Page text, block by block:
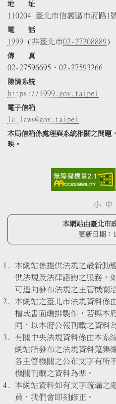
地 址
110204 臺北市信義區市府路1
電 話
1999 (非臺北市02-27208889)
傳 真
02-27596695、02-27593266
陳情系統
https://1999.gov.taipei
電子信箱
la_laws@gov.taipei
本局信箱係處理與系統相關之問題
映。
小 中
本網站由臺北市
更新日期：
本網站係提供法規之最新動
供法規及法律諮詢之服務，
可逕向發布法規之主管機關
本網站之臺北市法規資料係
檔或書面編排製作，若與本
同，以本府公報刊載之資料
有關中央法規資料係由本系
網站所發布之法規資料蒐集
各主管機關之公布文字有所
機關刊載之資料為準。
本網站資料如有文字疏漏之
員，我們會即刻修正。